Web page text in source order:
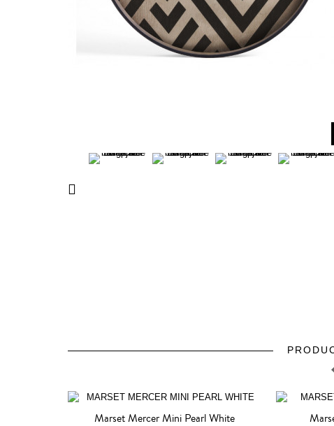
Marset Mercer Mini Pearl White